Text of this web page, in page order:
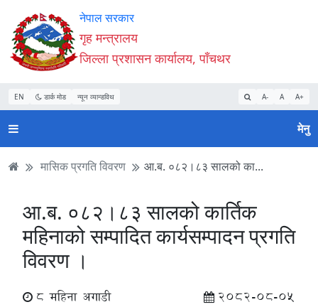
Accessibility
Mode
सुरु
गर्नुहोस्
सामाग्री
पढ्नुहाेस्
नेभिगेसन
पढ्नुहाेस्
वेबसाइट
खोजमा
जानुहोस्
नेपाल सरकार
गृह मन्त्रालय
जिल्ला प्रशासन कार्यालय, पाँचथर
EN डार्क मोड न्यून व्यान्डविथ A- A A+
मेनु
मासिक प्रगति विवरण आ.ब. ०८२।८३ सालको का...
आ.ब. ०८२।८३ सालको कार्तिक
महिनाको सम्पादित कार्यसम्पादन प्रगति
विवरण ।
8 महिना अगाडी 2082-08-05